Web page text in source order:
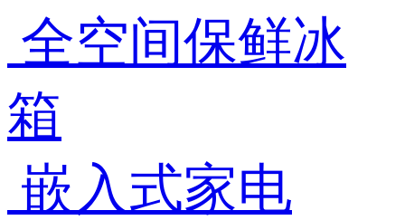
全空间保鲜冰
箱
嵌入式家电